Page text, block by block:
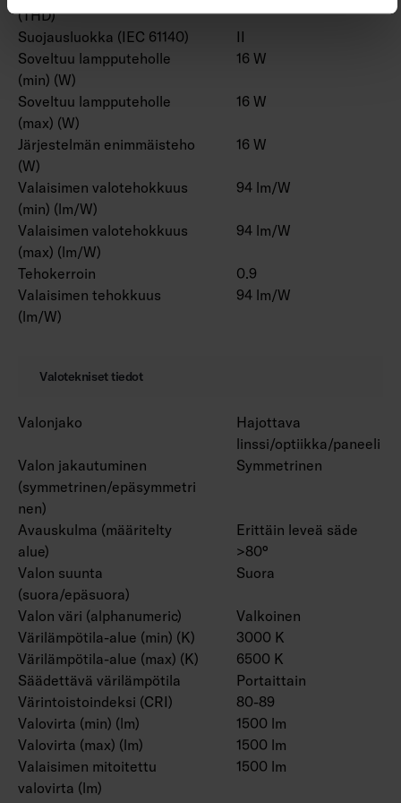
(THD)
Suojausluokka (IEC 61140)
II
Soveltuu lampputeholle
(min) (W)
16 W
Soveltuu lampputeholle
(max) (W)
16 W
Järjestelmän enimmäisteho
(W)
16 W
Valaisimen valotehokkuus
(min) (lm/W)
94 lm/W
Valaisimen valotehokkuus
(max) (lm/W)
94 lm/W
Tehokerroin
0.9
Valaisimen tehokkuus
(lm/W)
94 lm/W
Valotekniset tiedot
Valonjako
Hajottava
linssi/optiikka/paneeli
Valon jakautuminen
(symmetrinen/epäsymmetri
nen)
Symmetrinen
Avauskulma (määritelty
alue)
Erittäin leveä säde
>80°
Valon suunta
(suora/epäsuora)
Suora
Valon väri (alphanumeric)
Valkoinen
Värilämpötila-alue (min) (K)
3000 K
Värilämpötila-alue (max) (K)
6500 K
Säädettävä värilämpötila
Portaittain
Värintoistoindeksi (CRI)
80-89
Valovirta (min) (lm)
1500 lm
Valovirta (max) (lm)
1500 lm
Valaisimen mitoitettu
valovirta (lm)
1500 lm